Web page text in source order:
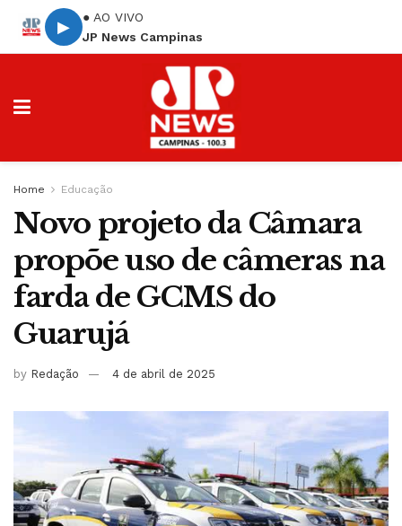
▶
● AO VIVO
JP News Campinas
Home Educação
Novo projeto da Câmara
propõe uso de câmeras na
farda de GCMS do
Guarujá
by Redação 4 de abril de 2025